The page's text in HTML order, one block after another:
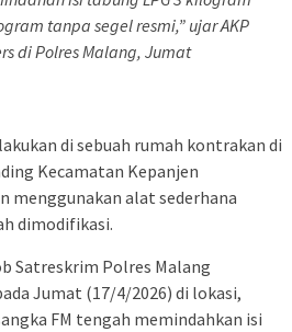
tanpa segel resmi,” ujar AKP
di Polres Malang, Jumat
di sebuah rumah kontrakan di
Kecamatan Kepanjen
menggunakan alat sederhana
dimodifikasi.
Satreskrim Polres Malang
Jumat (17/4/2026) di lokasi,
FM tengah memindahkan isi